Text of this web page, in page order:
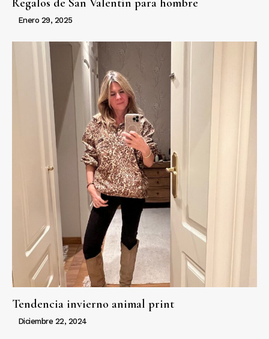
Enero 29, 2025
Tendencia invierno animal print
Diciembre 22, 2024